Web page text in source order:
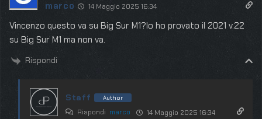
marco 14 Maggio 2025 16:34
Vincenzo questo va su Big Sur M1?Io ho provato il 2021 v.22
su Big Sur M1 ma non va.
Rispondi
Staff Author
Rispondi marco 14 Maggio 2025 16:34